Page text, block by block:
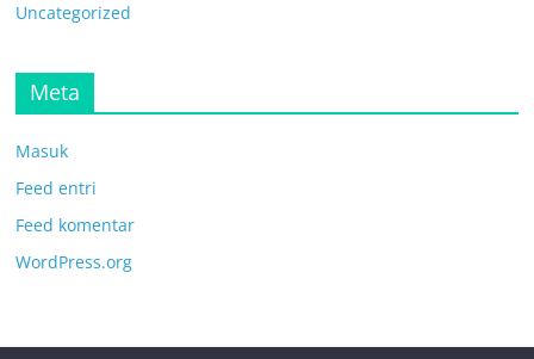
Uncategorized
Meta
Masuk
Feed entri
Feed komentar
WordPress.org